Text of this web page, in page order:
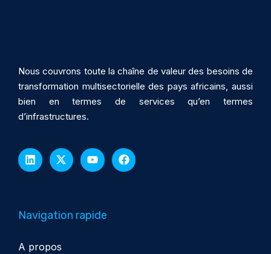
Nous couvrons toute la chaîne de valeur des besoins de
transformation multisectorielle des pays africains, aussi
bien en termes de services qu’en termes
d’infrastructures.
Navigation rapide
A propos